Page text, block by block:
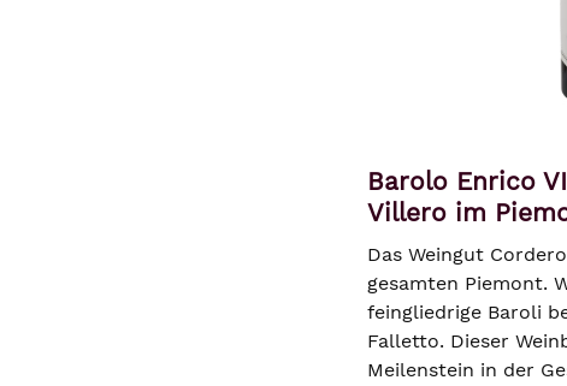
Barolo Enrico
Villero im
Das Weingut
gesamten Piemont.
feingliedrige Baroli
Falletto. Dieser
Meilenstein in der